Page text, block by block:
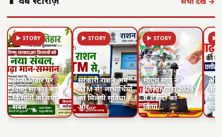
सभी देखें →
▶ STORY
हरेली तिहार पर
विष्णु सरकार का
किसानों को नया
संबल,…
▶ STORY
सरकारी राशन अब
ATM से! लाभार्थियों
को मिलेगी सुविधा
और…
▶ STORY
सीएम साय ने
'तिरंगा यात्रा 2026'
में शहीदों को
किया…
▶
असम
के